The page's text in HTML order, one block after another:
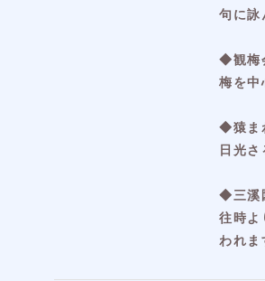
句に詠
◆観梅
梅を中
◆猿ま
日光
◆三溪
往時よ
われま